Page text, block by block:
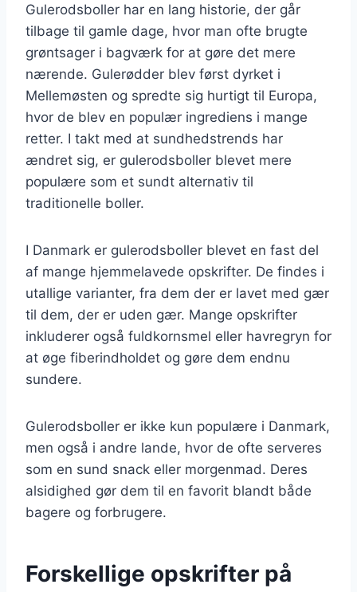
Gulerodsboller har en lang historie, der går
tilbage til gamle dage, hvor man ofte brugte
grøntsager i bagværk for at gøre det mere
nærende. Gulerødder blev først dyrket i
Mellemøsten og spredte sig hurtigt til Europa,
hvor de blev en populær ingrediens i mange
retter. I takt med at sundhedstrends har
ændret sig, er gulerodsboller blevet mere
populære som et sundt alternativ til
traditionelle boller.
I Danmark er gulerodsboller blevet en fast del
af mange hjemmelavede opskrifter. De findes i
utallige varianter, fra dem der er lavet med gær
til dem, der er uden gær. Mange opskrifter
inkluderer også fuldkornsmel eller havregryn for
at øge fiberindholdet og gøre dem endnu
sundere.
Gulerodsboller er ikke kun populære i Danmark,
men også i andre lande, hvor de ofte serveres
som en sund snack eller morgenmad. Deres
alsidighed gør dem til en favorit blandt både
bagere og forbrugere.
Forskellige opskrifter på